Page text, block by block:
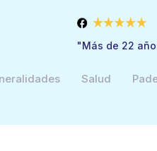
"Más de 22
Salud